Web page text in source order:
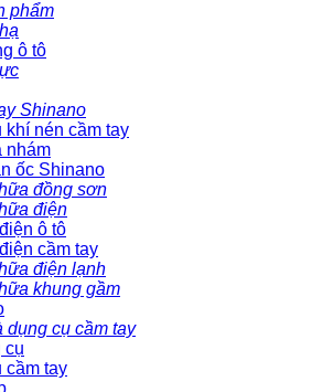
phẩm
ô tô
Shinano
khí nén cầm tay
nhám
ốc Shinano
đồng sơn
điện
ô tô
cầm tay
điện lạnh
khung gầm
dụng cụ cầm tay
cụ
cầm tay